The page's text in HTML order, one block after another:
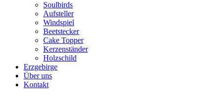
Soulbirds
Aufsteller
Windspiel
Beetstecker
Cake Topper
Kerzenständer
Holzschild
Erzgebirge
Über uns
Kontakt